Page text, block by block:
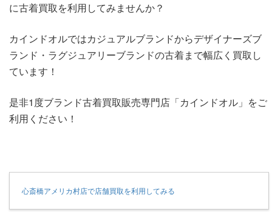
に古着買取を利用してみませんか？
カインドオルではカジュアルブランドからデザイナーズブ
ランド・ラグジュアリーブランドの古着まで幅広く買取し
ています！
是非1度ブランド古着買取販売専門店「カインドオル」をご
利用ください！
心斎橋アメリカ村店で店舗買取を利用してみる